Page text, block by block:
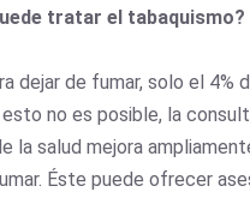
tratar el tabaquismo?
dejar de fumar, solo el 4%
esto no es posible, la
la salud mejora
Éste puede ofrecer